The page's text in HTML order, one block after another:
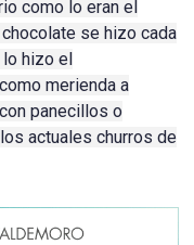
como lo eran el
se hizo cada
hizo el
merienda a
panecillos o
los actualeschurros de